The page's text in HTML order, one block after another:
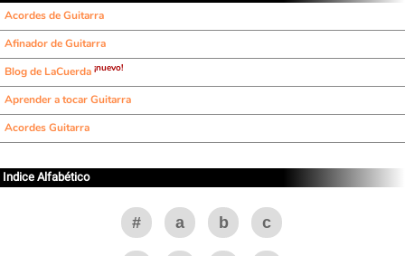
Acordes de Guitarra
Afinador de Guitarra
Blog de LaCuerda ¡nuevo!
Aprender a tocar Guitarra
Acordes Guitarra
Indice Alfabético
# a b c